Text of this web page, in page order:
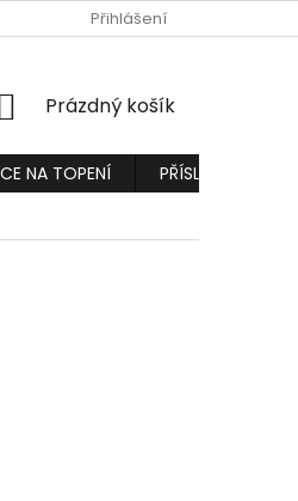
OSOBNÍCH ÚDAJŮ
Přihlášení
NÁKUPNÍ
Prázdný košík
NA TOPENÍ
PŘÍSLUŠENSTVÍ